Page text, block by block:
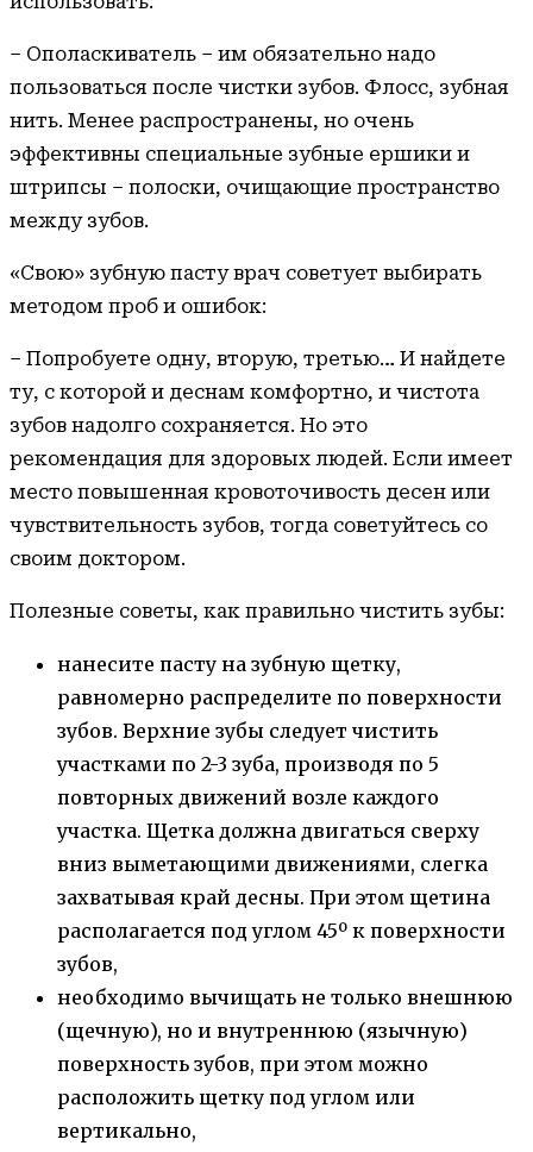
– Ополаскиватель – им обязательно надо
пользоваться после чистки зубов. Флосс, зубная
нить. Менее распространены, но очень
эффективны специальные зубные ершики и
штрипсы – полоски, очищающие пространство
между зубов.
«Свою» зубную пасту врач советует выбирать
методом проб и ошибок:
– Попробуете одну, вторую, третью… И найдете
ту, с которой и деснам комфортно, и чистота
зубов надолго сохраняется. Но это
рекомендация для здоровых людей. Если имеет
место повышенная кровоточивость десен или
чувствительность зубов, тогда советуйтесь со
своим доктором.
Полезные советы, как правильно чистить зубы:
нанесите пасту на зубную щетку,
равномерно распределите по поверхности
зубов. Верхние зубы следует чистить
участками по 2-3 зуба, производя по 5
повторных движений возле каждого
участка. Щетка должна двигаться сверху
вниз выметающими движениями, слегка
захватывая край десны. При этом щетина
располагается под углом 45º к поверхности
зубов,
необходимо вычищать не только внешнюю
(щечную), но и внутреннюю (язычную)
поверхность зубов, при этом можно
расположить щетку под углом или
вертикально,